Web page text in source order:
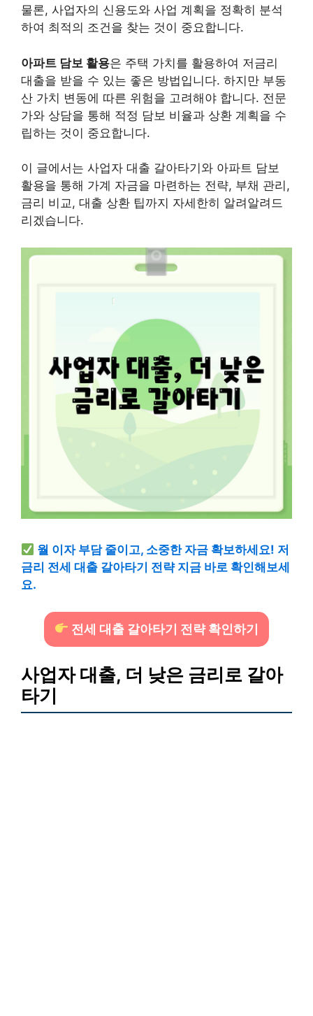
물론, 사업자의 신용도와 사업 계획을 정확히 분석
하여 최적의 조건을 찾는 것이 중요합니다.
아파트 담보 활용은 주택 가치를 활용하여 저금리
대출을 받을 수 있는 좋은 방법입니다. 하지만 부동
산 가치 변동에 따른 위험을 고려해야 합니다. 전문
가와 상담을 통해 적정 담보 비율과 상환 계획을 수
립하는 것이 중요합니다.
이 글에서는 사업자 대출 갈아타기와 아파트 담보
활용을 통해 가계 자금을 마련하는 전략, 부채 관리,
금리 비교, 대출 상환 팁까지 자세한히 알려알려드
리겠습니다.
월 이자 부담 줄이고, 소중한 자금 확보하세요! 저
금리 전세 대출 갈아타기 전략 지금 바로 확인해보세
요.
전세 대출 갈아타기 전략 확인하기
사업자 대출, 더 낮은 금리로 갈아
타기